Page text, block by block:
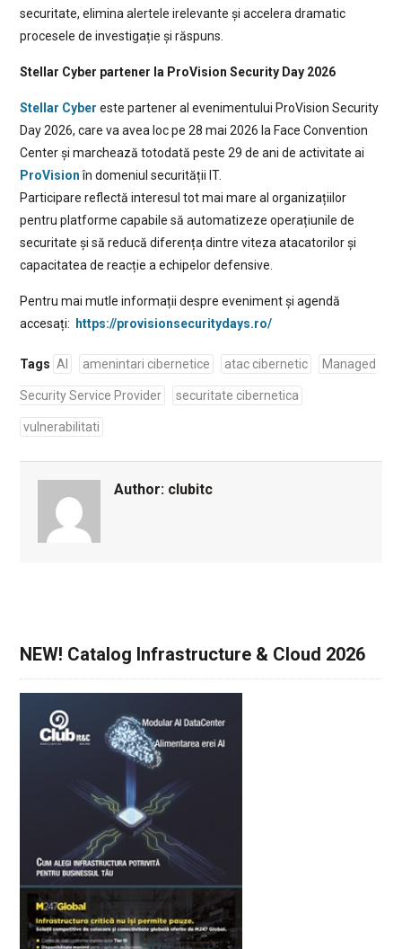
securitate, elimina alertele irelevante și accelera dramatic
procesele de investigație și răspuns.
Stellar Cyber partener la ProVision Security Day 2026
Stellar Cyber este partener al evenimentului ProVision Security
Day 2026, care va avea loc pe 28 mai 2026 la Face Convention
Center și marchează totodată peste 29 de ani de activitate ai
ProVisionîn domeniul securității IT.
Participare reflectă interesul tot mai mare al organizațiilor
pentru platforme capabile să automatizeze operațiunile de
securitate și să reducă diferența dintre viteza atacatorilor și
capacitatea de reacție a echipelor defensive.
Pentru mai mutle informații despre eveniment și agendă
accesați:
https://provisionsecuritydays.ro/
Tags AI amenintari cibernetice atac cibernetic Managed
Security Service Provider securitate cibernetica
vulnerabilitati
Author: clubitc
NEW! Catalog Infrastructure & Cloud 2026